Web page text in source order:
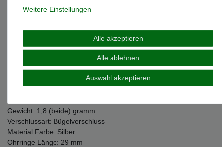
Marke: MIAMAR
Material: 14 Karat (585) Weißgold
Oberfläche: mattiert & glänzend
Gewicht: 1,8 (beide) gramm
Verschlussart: Bügelverschluss
Material Farbe: Silber
Ohrringe Länge: 29 mm
Weitere Einstellungen
Alle akzeptieren
Alle ablehnen
Auswahl akzeptieren